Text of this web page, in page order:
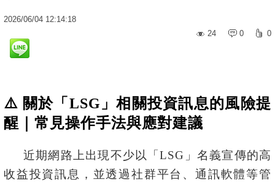
2026/06/04 12:14:18
24
0 0
⚠️ 關於「LSG」相關投資訊息的風險提
醒｜常見操作手法與應對建議
近期網路上出現不少以「LSG」名義宣傳的高
收益投資訊息，並透過社群平台、通訊軟體等管